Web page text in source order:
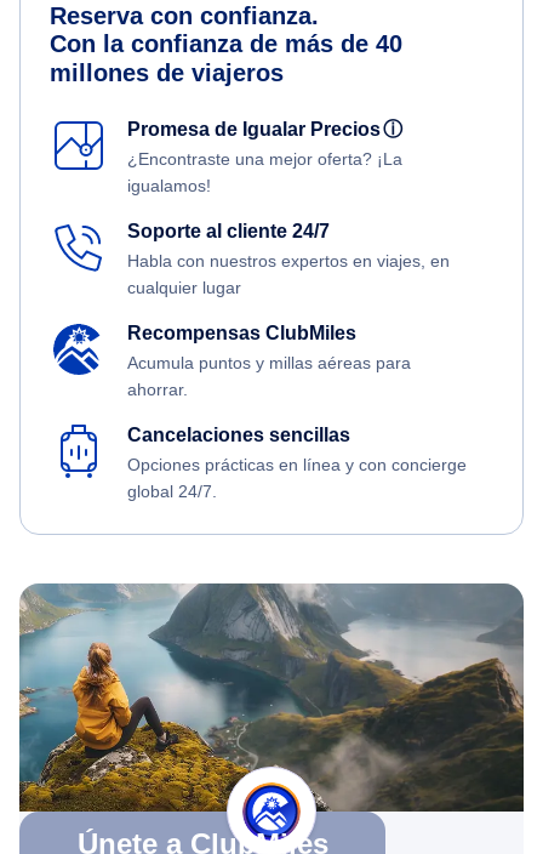
Reserva con confianza.
Con la confianza de más de 40
millones de viajeros
Promesa de Igualar Preciosⓘ
¿Encontraste una mejor oferta? ¡La
igualamos!
Soporte al cliente 24/7
Habla con nuestros expertos en viajes, en
cualquier lugar
Recompensas ClubMiles
Acumula puntos y millas aéreas para
ahorrar.
Cancelaciones sencillas
Opciones prácticas en línea y con concierge
global 24/7.
Únete a ClubMiles